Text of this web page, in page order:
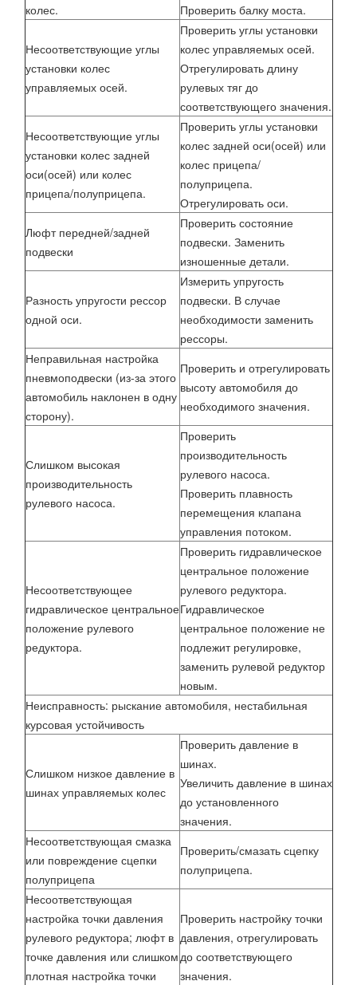
колес.
Проверить балку моста.
Несоответствующие углы
установки колес
управляемых осей.
Проверить углы установки
колес управляемых осей.
Отрегулировать длину
рулевых тяг до
соответствующего значения.
Несоответствующие углы
установки колес задней
оси(осей) или колес
прицепа/полуприцепа.
Проверить углы установки
колес задней оси(осей) или
колес прицепа/
полуприцепа.
Отрегулировать оси.
Люфт передней/задней
подвески
Проверить состояние
подвески. Заменить
изношенные детали.
Разность упругости рессор
одной оси.
Измерить упругость
подвески. В случае
необходимости заменить
рессоры.
Неправильная настройка
пневмоподвески (из-за этого
автомобиль наклонен в одну
сторону).
Проверить и отрегулировать
высоту автомобиля до
необходимого значения.
Слишком высокая
производительность
рулевого насоса.
Проверить
производительность
рулевого насоса.
Проверить плавность
перемещения клапана
управления потоком.
Несоответствующее
гидравлическое центральное
положение рулевого
редуктора.
Проверить гидравлическое
центральное положение
рулевого редуктора.
Гидравлическое
центральное положение не
подлежит регулировке,
заменить рулевой редуктор
новым.
Неисправность: рыскание автомобиля, нестабильная
курсовая устойчивость
Слишком низкое давление в
шинах управляемых колес
Проверить давление в
шинах.
Увеличить давление в шинах
до установленного
значения.
Несоответствующая смазка
или повреждение сцепки
полуприцепа
Проверить/смазать сцепку
полуприцепа.
Несоответствующая
настройка точки давления
рулевого редуктора; люфт в
точке давления или слишком
плотная настройка точки
Проверить настройку точки
давления, отрегулировать
до соответствующего
значения.